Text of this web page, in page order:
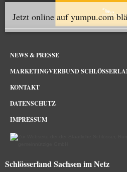
Jetzt online auf yumpu.com
NEWS & PRESSE
MARKETINGVERBUND
KONTAKT
DATENSCHUTZ
IMPRESSUM
Schlösserland Sachsen im Netz